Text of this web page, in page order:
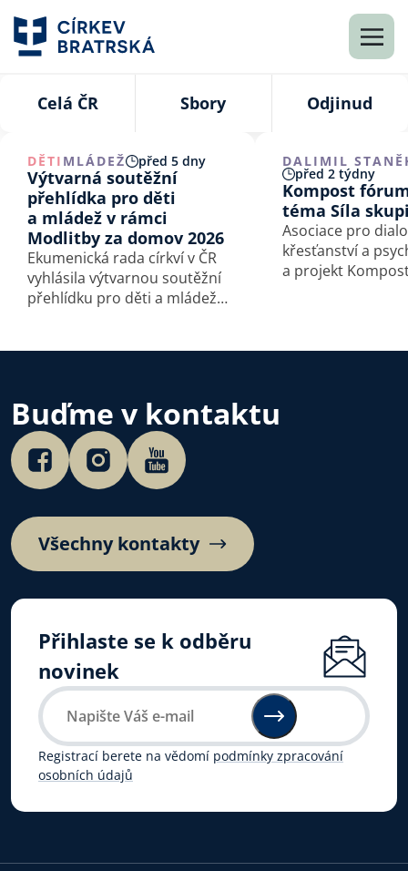
Celá ČR Sbory Odjinud
DĚTI MLÁDEŽ před 5 dny
Výtvarná soutěžní
přehlídka pro děti
a mládež v rámci
Modlitby za domov 2026
Ekumenická rada církví v ČR
vyhlásila výtvarnou soutěžní
přehlídku pro děti a mládež
DALIMIL
před 2 týdny
Kompost
téma Síla
Asociace pro
křesťanství a
a projekt
v České Třebové.
Buďme v kontaktu
Všechny kontakty
Přihlaste se k odběru
novinek
Registrací berete na vědomí podmínky zpracování
osobních údajů